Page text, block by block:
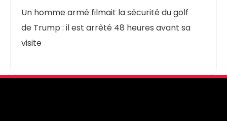
Un homme armé filmait la sécurité du golf
de Trump : il est arrêté 48 heures avant sa
visite